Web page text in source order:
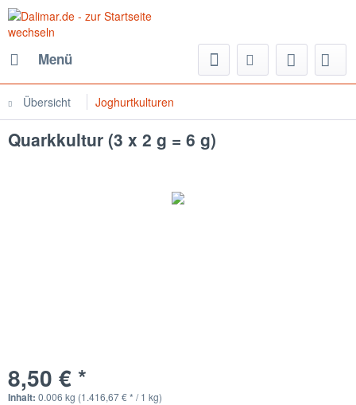
Menü
Übersicht Joghurtkulturen
Quarkkultur (3 x 2 g = 6 g)
8,50 € *
Inhalt: 0.006 kg (1.416,67 € * / 1 kg)